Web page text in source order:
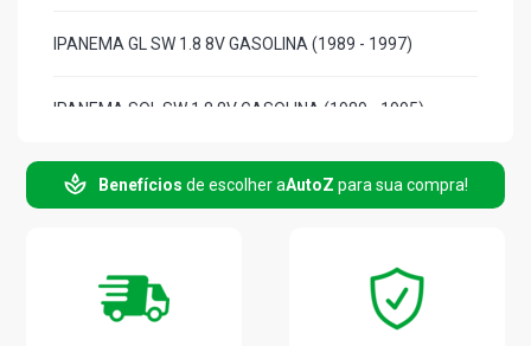
IPANEMA GL SW 1.8 8V GASOLINA (1989 - 1997)
IPANEMA SOL SW 1.8 8V GASOLINA (1989 - 1995)
IPANEMA WAVE SW 1.8 8V GASOLINA (1989 - 1995)
IPANEMA GL SW 2.0 8V EFI GASOLINA (1994 - 1998)
Benefícios de escolher aAutoZ para sua compra!